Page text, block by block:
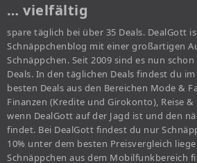
… vielfältig
spare täglich bei über 35 Deals. DealGott
Schnäppchenblog mit einer großartigen
Schnäppchen. Seit 2009 sind es nun
Deals. In den täglichen Deals findest du
besten Deals aus den Bereichen Mode &
Finanzen (Kredite und Girokonto), Reise
wenn DealGott auf der Jagd ist und den
findet. Bei DealGott findest du nur
10% unter dem besten Preisvergleich
Schnäppchen aus dem Mobilfunkbereich